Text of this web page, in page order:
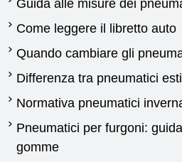
Guida alle misure dei
Come leggere il libretto auto
Quando cambiare gli
Differenza tra pneumatici
Normativa pneumatici
Pneumatici per furgoni:
gomme